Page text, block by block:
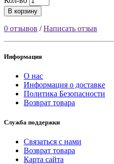
В корзину
0 отзывов /Написать отзыв
Информация
О нас
Информация о доставке
Политика Безопасности
Возврат товара
Служба поддержки
Связаться с нами
Возврат товара
Карта сайта